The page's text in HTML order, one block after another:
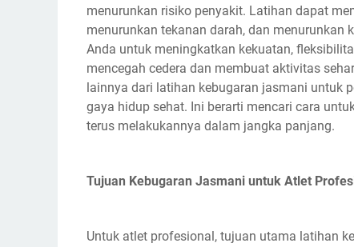
menurunkan risiko penyakit. Latihan dapat
menurunkan tekanan darah, dan
Anda untuk meningkatkan kekuatan,
mencegah cedera dan membuat aktivitas
lainnya dari latihan kebugaran jasmani untuk
gaya hidup sehat. Ini berarti mencari cara
terus melakukannya dalam jangka panjang.
Tujuan Kebugaran Jasmani untuk Atlet
Untuk atlet profesional, tujuan utama latihan